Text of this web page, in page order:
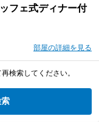
フェ式ディナー付
部屋の詳細を見る
検索してください。